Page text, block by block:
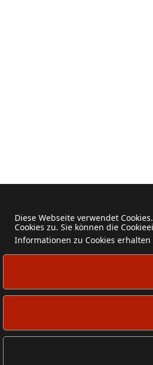
Diese Webseite verwendet
Cookies zu. Sie können die
Informationen zu Cookies